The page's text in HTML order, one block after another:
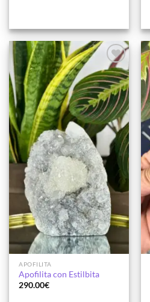
Añadir
a la
lista de
deseos
APOFILITA
Apofilita con Estilbita
290.00€